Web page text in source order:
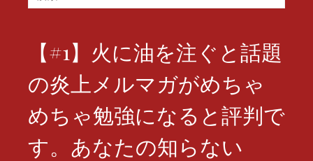
索:
【#1】火に油を注ぐと話題
の炎上メルマガがめちゃ
めちゃ勉強になると評判で
す。あなたの知らない